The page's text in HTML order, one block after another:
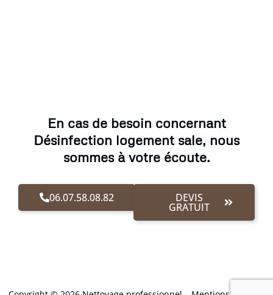
En cas de besoin concernant
Désinfection logement sale, nous
sommes à votre écoute.
06.07.58.08.82 DEVIS
GRATUIT